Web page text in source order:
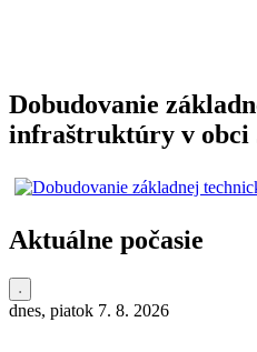
Dobudovanie
infraštruktúry v obci
Aktuálne počasie
dnes, piatok 7. 8. 2026